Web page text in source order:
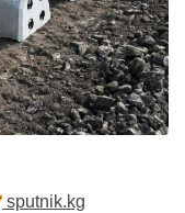
sputnik.kg